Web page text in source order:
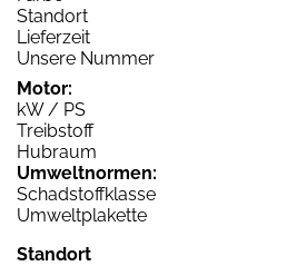
Standort
Lieferzeit
Unsere Nummer
Motor:
kW / PS
Treibstoff
Hubraum
Umweltnormen:
Schadstoffklasse
Umweltplakette
Standort